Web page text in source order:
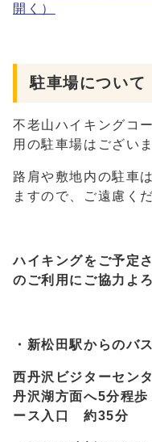
開く）
駐車場について
不老山ハイキングコ
用の駐車場はござい
路肩や敷地内の駐車
ますので、ご遠慮く
ハイキングをご予定
のご利用にご協力よ
・新松田駅からのバス
西丹沢ビジターセン
丹沢湖方面へ5分程
ース入口 約35分